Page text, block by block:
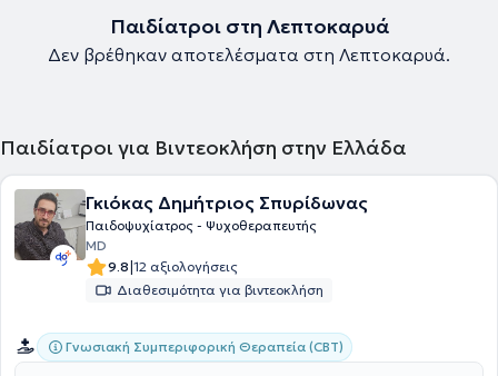
Παιδίατροι στη Λεπτοκαρυά
Δεν βρέθηκαν αποτελέσματα στη Λεπτοκαρυά.
Παιδίατροι για Βιντεοκλήση στην Ελλάδα
Γκιόκας Δημήτριος Σπυρίδωνας
Παιδοψυχίατρος - Ψυχοθεραπευτής
MD
9.8|12 αξιολογήσεις
Διαθεσιμότητα για βιντεοκλήση
Γνωσιακή Συμπεριφορική Θεραπεία (CBT)